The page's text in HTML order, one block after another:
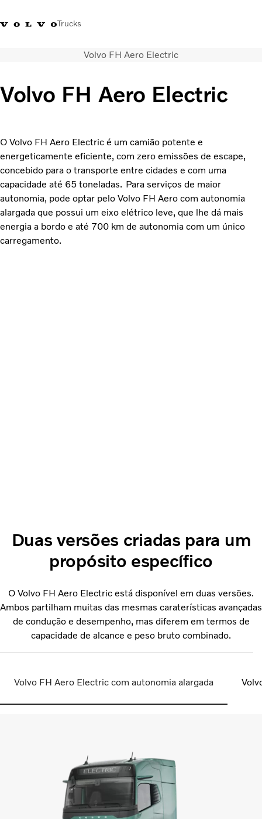
Trucks
Volvo Trucks
Nors Trucks and Buses Portugal
Usados
Serviços
Localizador de concessionários
Notícias
Sobre Nós
Contacto
Campanhas
Volvo FH Aero Electric
Volvo FH Aero Electric
O Volvo FH Aero Electric é um camião potente e
energeticamente eficiente, com zero emissões de escape,
concebido para o transporte entre cidades e com uma
capacidade até 65 toneladas. Para serviços de maior
autonomia, pode optar pelo Volvo FH Aero com autonomia
alargada que possui um eixo elétrico leve, que lhe dá mais
energia a bordo e até 700 km de autonomia com um único
carregamento.
Duas versões criadas para um
propósito específico
O Volvo FH Aero Electric está disponível em duas versões.
Ambos partilham muitas das mesmas caraterísticas avançadas
de condução e desempenho, mas diferem em termos de
capacidade de alcance e peso bruto combinado.
Volvo FH Aero Electric com autonomia alargada